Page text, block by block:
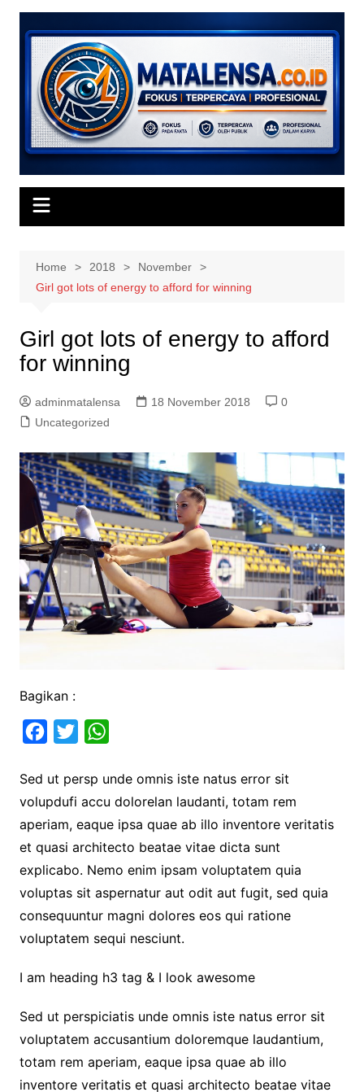
Skip
content
Home 2018
November
Girl got lots of energy to afford for winning
Girl got lots of energy to afford
for winning
adminmatalensa 18 November 2018
0
Uncategorized
Bagikan :
c
e
b
o
o
k
i
t
t
e
r
a
t
s
A
p
p
Sed ut persp unde omnis iste natus error sit
volupdufi accu dolorelan laudanti, totam rem
aperiam, eaque ipsa quae ab illo inventore veritatis
et quasi architecto beatae vitae dicta sunt
explicabo. Nemo enim ipsam voluptatem quia
voluptas sit aspernatur aut odit aut fugit, sed quia
consequuntur magni dolores eos qui ratione
voluptatem sequi nesciunt.
I am heading h3 tag & I look awesome
Sed ut perspiciatis unde omnis iste natus error sit
voluptatem accusantium doloremque laudantium,
totam rem aperiam, eaque ipsa quae ab illo
inventore veritatis et quasi architecto beatae vitae